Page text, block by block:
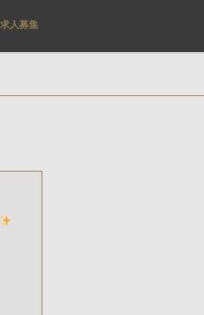
求人募集